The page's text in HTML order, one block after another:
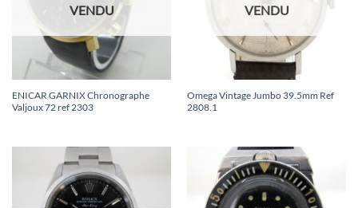
VENDU
ENICAR GARNIX Chronographe
Valjoux 72 ref 2303
VENDU
Omega Vintage Jumbo 39.5mm Ref
2808.1